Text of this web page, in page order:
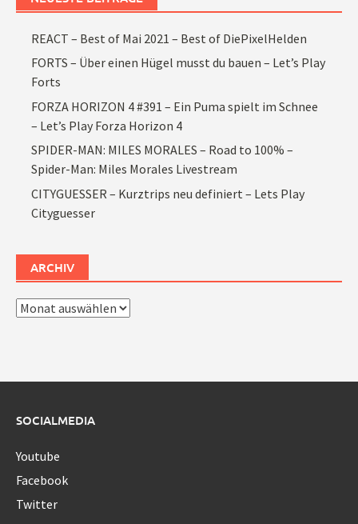
REACT – Best of Mai 2021 – Best of DiePixelHelden
FORTS – Über einen Hügel musst du bauen – Let’s Play
Forts
FORZA HORIZON 4 #391 – Ein Puma spielt im Schnee
– Let’s Play Forza Horizon 4
SPIDER-MAN: MILES MORALES – Road to 100% –
Spider-Man: Miles Morales Livestream
CITYGUESSER – Kurztrips neu definiert – Lets Play
Cityguesser
ARCHIV
Archiv
SOCIALMEDIA
Youtube
Facebook
Twitter